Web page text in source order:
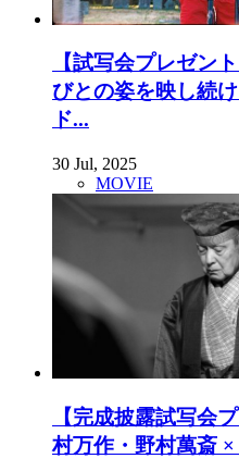
【試写会プレゼン
びとの姿を映し続
ド...
30 Jul, 2025
MOVIE
【完成披露試写会
村万作・野村萬斎